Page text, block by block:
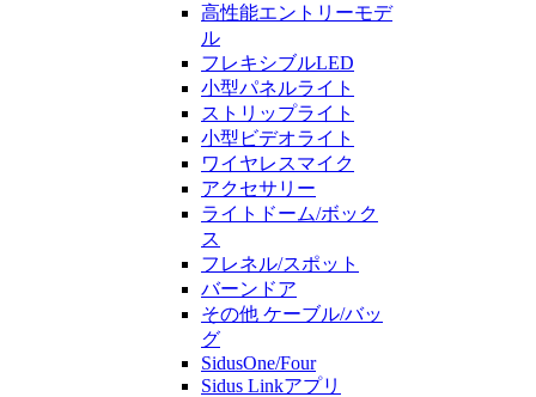
高性能エントリーモデ
ル
フレキシブルLED
小型パネルライト
ストリップライト
小型ビデオライト
ワイヤレスマイク
アクセサリー
ライトドーム/ボック
ス
フレネル/スポット
バーンドア
その他 ケーブル/バッ
グ
SidusOne/Four
Sidus Linkアプリ